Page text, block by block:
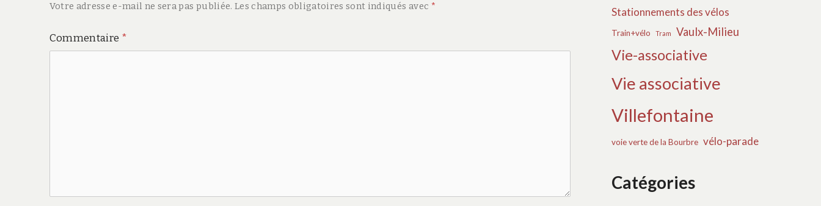
Votre adresse e-mail ne sera pas publiée. Les champs obligatoires sont indiqués avec *
Commentaire *
Stationnements des vélos
Train+vélo Tram Vaulx-Milieu
Vie-associative
Vie associative
Villefontaine
voie verte de la Bourbre vélo-parade
Catégories